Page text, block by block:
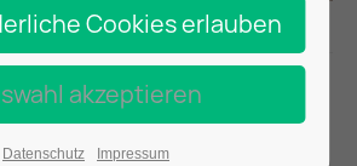
sich für sehr unterschiedliche
Datenschutz Impressum